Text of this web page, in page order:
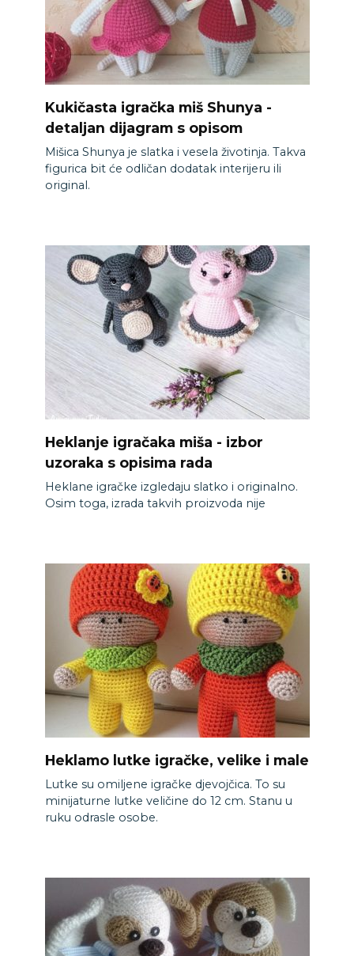
Kukičasta igračka miš Shunya -
detaljan dijagram s opisom
Mišica Shunya je slatka i vesela životinja. Takva
figurica bit će odličan dodatak interijeru ili
original.
Heklanje igračaka miša - izbor
uzoraka s opisima rada
Heklane igračke izgledaju slatko i originalno.
Osim toga, izrada takvih proizvoda nije
Heklamo lutke igračke, velike i male
Lutke su omiljene igračke djevojčica. To su
minijaturne lutke veličine do 12 cm. Stanu u
ruku odrasle osobe.